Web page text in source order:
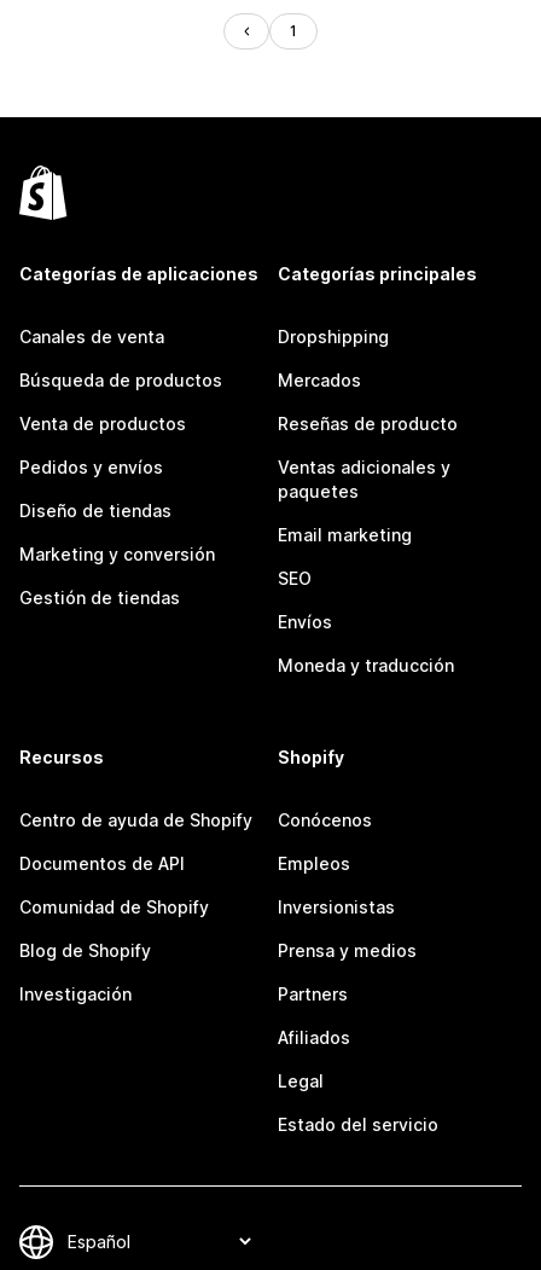
1
Categorías de aplicaciones
Canales de venta
Búsqueda de productos
Venta de productos
Pedidos y envíos
Diseño de tiendas
Marketing y conversión
Gestión de tiendas
Categorías principales
Dropshipping
Mercados
Reseñas de producto
Ventas adicionales y
paquetes
Email marketing
SEO
Envíos
Moneda y traducción
Recursos
Centro de ayuda de Shopify
Documentos de API
Comunidad de Shopify
Blog de Shopify
Investigación
Shopify
Conócenos
Empleos
Inversionistas
Prensa y medios
Partners
Afiliados
Legal
Estado del servicio